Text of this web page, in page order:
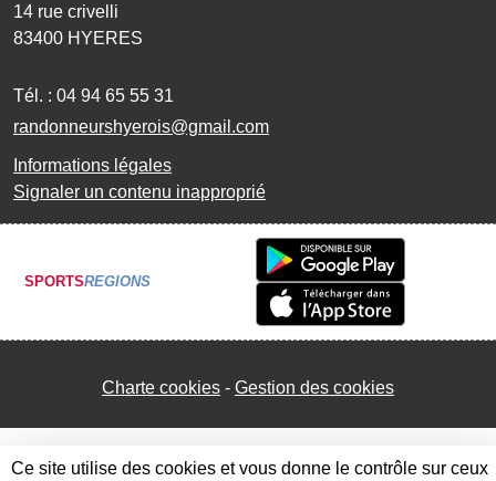
14 rue crivelli
83400 HYERES
Tél. : 04 94 65 55 31
randonneurshyerois@gmail.com
Informations légales
Signaler un contenu inapproprié
SPORTSREGIONS
Charte cookies Gestion des cookies
Ce site utilise des cookies et vous donne le contrôle sur ceux